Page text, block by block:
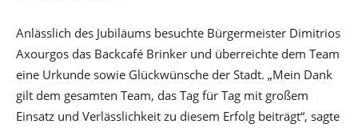
Anlässlich des Jubiläums besuchte Bürgermeister Dimitrios
Axourgos das Backcafé Brinker und überreichte dem Team
eine Urkunde sowie Glückwünsche der Stadt. „Mein Dank
gilt dem gesamten Team, das Tag für Tag mit großem
Einsatz und Verlässlichkeit zu diesem Erfolg beiträgt“, sagte